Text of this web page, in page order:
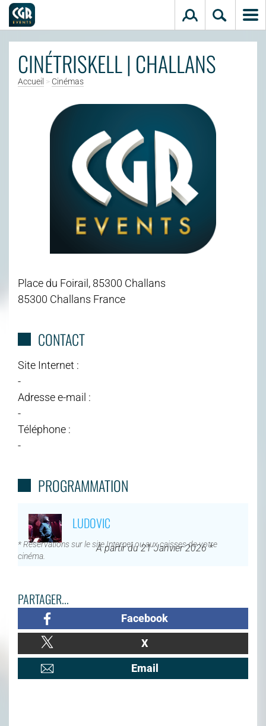
Aller au contenu principal
CINÉTRISKELL | CHALLANS
Accueil > Cinémas
Place du Foirail, 85300 Challans
85300 Challans France
CONTACT
Site Internet :
-
Adresse e-mail :
-
Téléphone :
-
PROGRAMMATION
LUDOVIC
À partir du 21 Janvier 2026 *
* Réservations sur le site Internet ou aux caisses de votre
cinéma.
PARTAGER...
Facebook
X
Email